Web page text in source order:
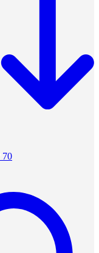
70